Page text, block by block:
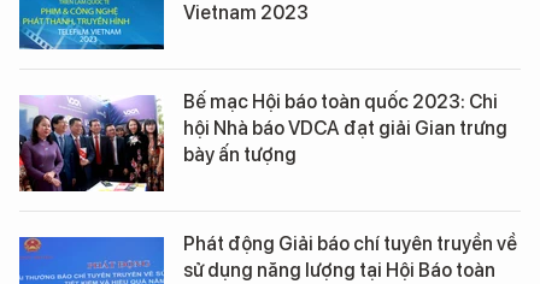
Vietnam 2023
Bế mạc Hội báo toàn quốc 2023: Chi
hội Nhà báo VDCA đạt giải Gian trưng
bày ấn tượng
Phát động Giải báo chí tuyên truyền về
sử dụng năng lượng tại Hội Báo toàn